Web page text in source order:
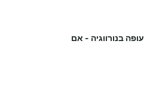
בנורווגיה - אם